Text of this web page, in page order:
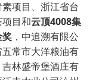
项目、浙江省台
目和云顶4008集
奖 ，中追溯有限公
常市大洋粮油有
林盛帝堡酒庄有